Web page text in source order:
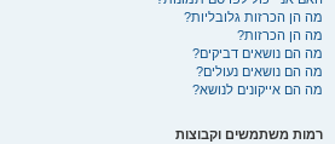
מה הן הכרזות גלובליות?
מה הן הכרזות?
מה הם נושאים דביקים?
מה הם נושאים נעולים?
מה הם אייקונים לנושא?
רמות משתמשים וקבוצות